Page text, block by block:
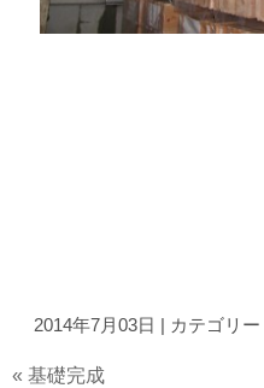
2014年7月03日 | カテゴリー
« 基礎完成